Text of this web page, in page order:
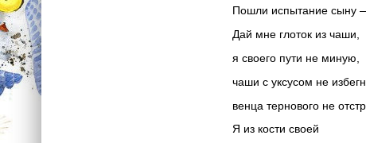
Пошли испытание сыну
Дай мне глоток из чаши,
я своего пути не миную,
чаши с уксусом не
венца тернового не
Я из кости своей